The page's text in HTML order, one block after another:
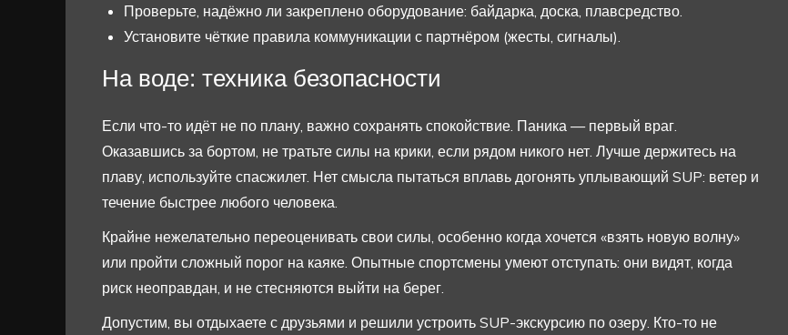
Проверьте, надёжно ли закреплено оборудование: байдарка, доска, плавсредство.
Установите чёткие правила коммуникации с партнёром (жесты, сигналы).
На воде: техника безопасности
Если что-то идёт не по плану, важно сохранять спокойствие. Паника — первый враг.
Оказавшись за бортом, не тратьте силы на крики, если рядом никого нет. Лучше держитесь на
плаву, используйте спасжилет. Нет смысла пытаться вплавь догонять уплывающий SUP: ветер и
течение быстрее любого человека.
Крайне нежелательно переоценивать свои силы, особенно когда хочется «взять новую волну»
или пройти сложный порог на каяке. Опытные спортсмены умеют отступать: они видят, когда
риск неоправдан, и не стесняются выйти на берег.
Допустим, вы отдыхаете с друзьями и решили устроить SUP-экскурсию по озеру. Кто-то не